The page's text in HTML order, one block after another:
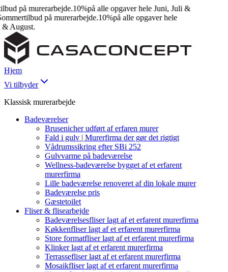
på murerarbejde.10%på alle opgaver hele Juni, Juli &
på murerarbejde.10%på alle opgaver hele
August.
Hjem
Vi tilbyder
Klassisk murerarbejde
Badeværelser
Brusenicher udført af erfaren murer
Fald i gulv | Murerfirma der gør det rigtigt
Vådrumssikring efter SBi 252
Gulvvarme på badeværelse
Wellness-badeværelse bygget af et erfarent
murerfirma
Lille badeværelse renoveret af din lokale murer
Badeværelse pris
Gæstetoilet
Fliser & flisearbejde
Badeværelsesfliser lagt af et erfarent murerfirma
Køkkenfliser lagt af et erfarent murerfirma
Store formatfliser lagt af et erfarent murerfirma
Klinker lagt af et erfarent murerfirma
Terrassefliser lagt af et erfarent murerfirma
Mosaikfliser lagt af et erfarent murerfirma